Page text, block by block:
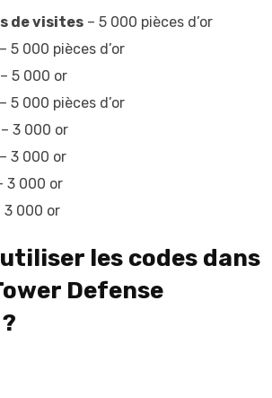
de visites – 5 000 pièces d’or
– 5 000 pièces d’or
– 5 000 or
– 5 000 pièces d’or
– 3 000 or
– 3 000 or
3 000 or
3 000 or
les codes dans
Defense